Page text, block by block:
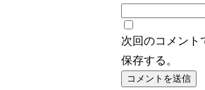
次回のコメント
保存する。